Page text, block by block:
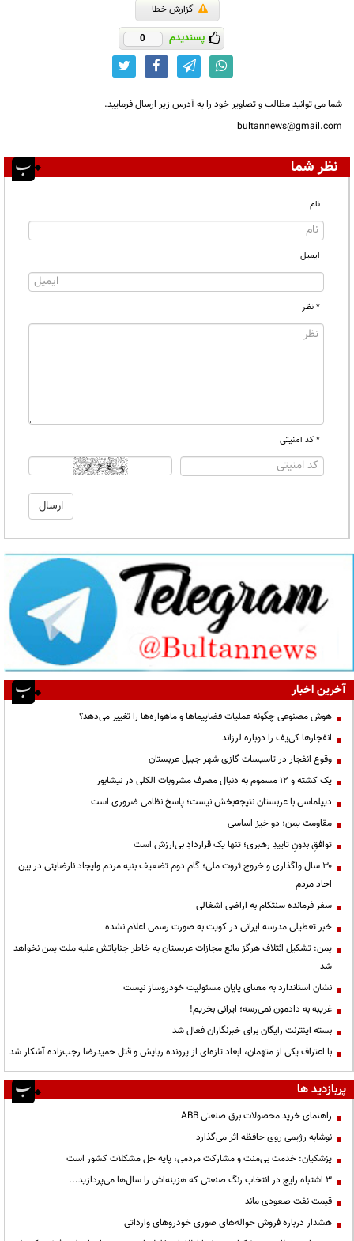
گزارش خطا
پسندیدم 0
شما می توانید مطالب و تصاویر خود را به آدرس زیر ارسال فرمایید.
bultannews@gmail.com
نظر شما
نام
ایمیل
* نظر
* کد امنیتی
آخرین اخبار
هوش مصنوعی چگونه عملیات فضاپیماها و ماهواره‌ها را تغییر می‌دهد؟
انفجارها کی‌یف را دوباره لرزاند
وقوع انفجار در تاسیسات گازی شهر جبیل عربستان
یک کشته و ۱۲ مسموم به دنبال مصرف مشروبات الکلی در نیشابور
دیپلماسی با عربستان نتیجه‌بخش نیست؛ پاسخ نظامی ضروری است
مقاومت یمن؛ دو خیز اساسی
توافقِ بدونِ تاییدِ رهبری؛ تنها یک قراردادِ بی‌ارزش است
۳۰ سال واگذاری و خروج ثروت ملی؛ گام دوم تضعیف بنیه مردم وایجاد نارضایتی در بین
احاد مردم
سفر فرمانده سنتکام به اراضی اشغالی
خبر تعطیلی مدرسه ایرانی در کویت به صورت رسمی اعلام نشده
یمن: تشکیل ائتلاف هرگز مانع مجازات عربستان به خاطر جنایاتش علیه ملت یمن نخواهد
شد
نشان استاندارد به معنای پایان مسئولیت خودروساز نیست
غریبه به دادمون نمی‌رسه؛ ایرانی بخریم!
بسته اینترنت رایگان برای خبرنگاران فعال شد
با اعتراف یکی از متهمان، ابعاد تازه‌ای از پرونده ربایش و قتل حمیدرضا رجب‌زاده آشکار شد
پربازدید ها
راهنمای خرید محصولات برق صنعتی ABB
نوشابه رژیمی روی حافظه اثر می‌گذارد
پزشکیان: خدمت بی‌منت و مشارکت مردمی، پایه حل مشکلات کشور است
3 اشتباه رایج در انتخاب رنگ صنعتی که هزینه‌اش را سال‌ها می‌پردازید...
قیمت نفت صعودی ماند
هشدار درباره فروش حواله‌های صوری خودروهای وارداتی